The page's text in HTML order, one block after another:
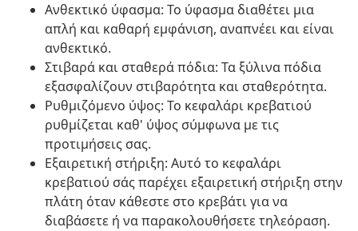
Ανθεκτικό ύφασμα: Το ύφασμα διαθέτει μια
απλή και καθαρή εμφάνιση, αναπνέει και είναι
ανθεκτικό.
Στιβαρά και σταθερά πόδια: Τα ξύλινα πόδια
εξασφαλίζουν στιβαρότητα και σταθερότητα.
Ρυθμιζόμενο ύψος: Το κεφαλάρι κρεβατιού
ρυθμίζεται καθ' ύψος σύμφωνα με τις
προτιμήσεις σας.
Εξαιρετική στήριξη: Αυτό το κεφαλάρι
κρεβατιού σάς παρέχει εξαιρετική στήριξη στην
πλάτη όταν κάθεστε στο κρεβάτι για να
διαβάσετε ή να παρακολουθήσετε τηλεόραση.